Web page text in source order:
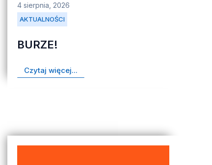
AKTUALNOŚCI
4 sierpnia, 2026
BURZE!
Czytaj więcej...